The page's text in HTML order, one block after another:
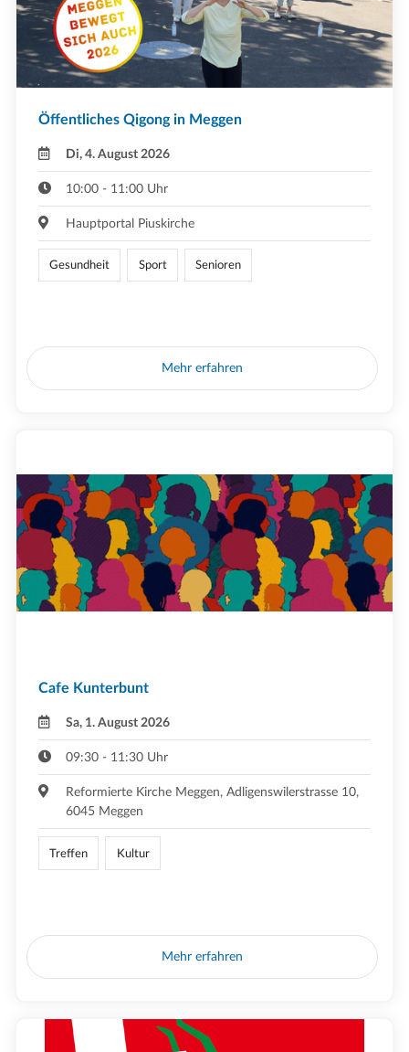
Öffentliches Qigong in Meggen
Di, 4. August 2026
10:00 - 11:00 Uhr
Hauptportal Piuskirche
Gesundheit Sport Senioren
Mehr erfahren
Cafe Kunterbunt
Sa, 1. August 2026
09:30 - 11:30 Uhr
Reformierte Kirche Meggen, Adligenswilerstrasse 10,
6045 Meggen
Treffen Kultur
Mehr erfahren